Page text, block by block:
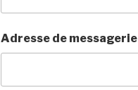
Adresse de messagerie